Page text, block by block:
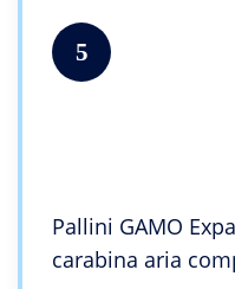
5
Pallini GAMO
carabina aria